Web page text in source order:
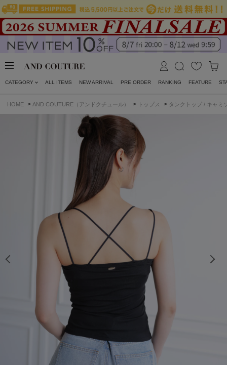
CATEGORY ALL ITEMS NEW ARRIVAL PRE ORDER RANKING FEATURE
HOME > AND COUTURE（アンドクチュール） > トップス > タンクトップ / キャミ